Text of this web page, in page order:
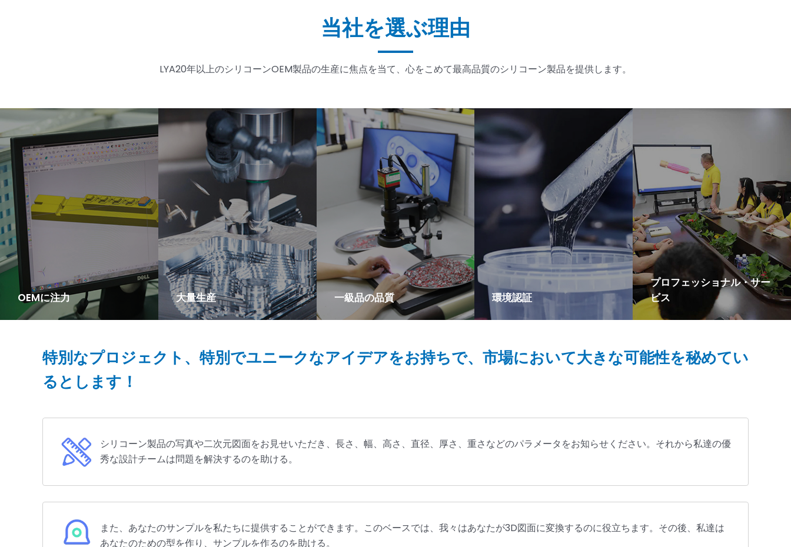
当社を選ぶ理由
LYA20年以上のシリコーンOEM製品の生産に焦点を当て、心をこめて最高品質のシリコーン製品を提供します。
OEMに注力
あなたはサンプルを提供する必
たに原料調達、製造、生産、製
品テスト、物流流通からワンス
トップサービスを提供します。
大量生産
LYAには金型室、完成品製造工場
ードは中国国内をはるかにリー
ドしています。
一級品の品質
リヤは「日本式経営管理システ
ンター、半製品試験センター、
製品試験センターを持ってお
環境認証
100%天然シリコーン原料、すべ
LFGBに準拠しています。
プロフェッショナル・サー
ビス
20年間外国貿易のOEMサービス
易の顧客サービスチームを持っ
ており、ローカリゼーションの
特別なプロジェクト、特別でユニークなアイデアをお持ちで、市場において大きな可能性を秘めてい
るとします！
シリコーン製品の写真や二次元図面をお見せいただき、長さ、幅、高さ、直径、厚さ、重さなどのパラメータをお知らせください。それから私達の優
秀な設計チームは問題を解決するのを助ける。
また、あなたのサンプルを私たちに提供することができます。このベースでは、我々はあなたが3D図面に変換するのに役立ちます。その後、私達は
あなたのための型を作り、サンプルを作るのを助ける。